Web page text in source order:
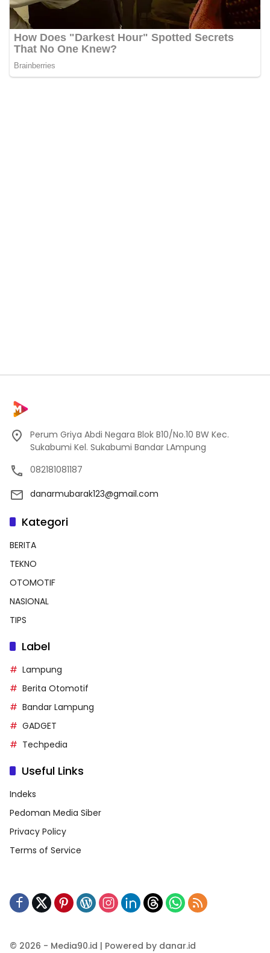
Perum Griya Abdi Negara Blok B10/No.10 BW Kec.
Sukabumi Kel. Sukabumi Bandar LAmpung
082181081187
danarmubarak123@gmail.com
Kategori
BERITA
TEKNO
OTOMOTIF
NASIONAL
TIPS
Label
Lampung
Berita Otomotif
Bandar Lampung
GADGET
Techpedia
Useful Links
Indeks
Pedoman Media Siber
Privacy Policy
Terms of Service
© 2026 - Media90.id | Powered by danar.id